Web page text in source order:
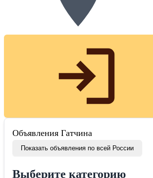
Объявления Гатчина
Показать объявления по всей России
Выберите категорию